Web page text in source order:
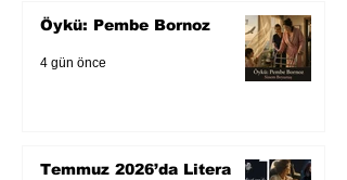
Öykü: Pembe Bornoz
4 gün önce
Temmuz 2026’da Litera